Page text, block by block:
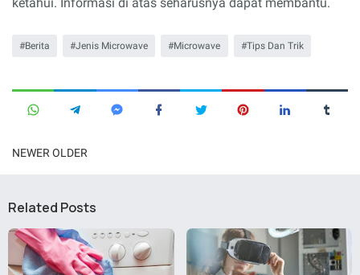
ketahui. Informasi di atas seharusnya dapat membantu.
Berita Jenis Microwave Microwave Tips Dan Trik
NEWER OLDER
Related Posts